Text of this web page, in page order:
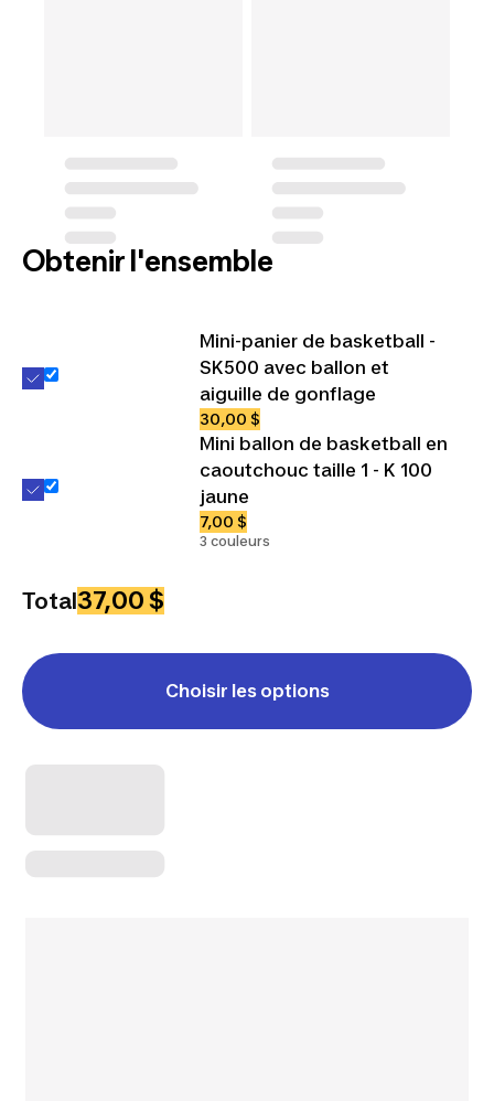
Obtenir l'ensemble
Mini-panier de basketball -
SK500 avec ballon et
aiguille de gonflage
30,00 $
Mini ballon de basketball en
caoutchouc taille 1 - K 100
jaune
7,00 $
3 couleurs
Total37,00 $
Choisir les options